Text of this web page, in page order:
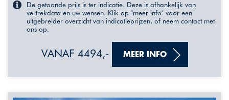
De getoonde prijs is ter indicatie. Deze is afhankelijk van
vertrekdata en uw wensen. Klik op "meer info" voor een
uitgebreider overzicht van indicatieprijzen, of neem contact met
ons op.
VANAF 4494,- MEER INFO